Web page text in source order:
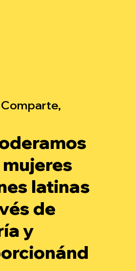
mujeres
latinas
de
y